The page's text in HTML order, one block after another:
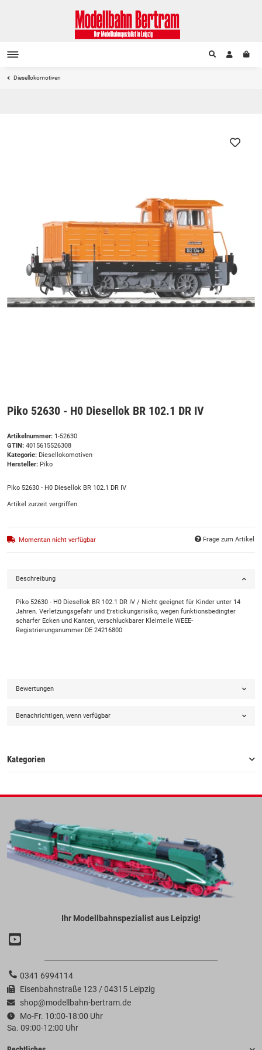
Diesellokomotiven
Piko 52630 - H0 Diesellok BR 102.1 DR IV
Artikelnummer: 1-52630
GTIN: 4015615526308
Kategorie: Diesellokomotiven
Hersteller: Piko
Piko 52630 - H0 Diesellok BR 102.1 DR IV
Artikel zurzeit vergriffen
Momentan nicht verfügbar Frage zum Artikel
Beschreibung
Piko 52630 - H0 Diesellok BR 102.1 DR IV / Nicht geeignet für Kinder unter 14
Jahren. Verletzungsgefahr und Erstickungsrisiko, wegen funktionsbedingter
scharfer Ecken und Kanten, verschluckbarer Kleinteile WEEE-
Registrierungsnummer:DE 24216800
Bewertungen
Benachrichtigen, wenn verfügbar
Kategorien
Ihr Modellbahnspezialist aus Leipzig!
0341 6994114
Eisenbahnstraße 123 / 04315 Leipzig
shop@modellbahn-bertram.de
Mo-Fr. 10:00-18:00 Uhr
Sa. 09:00-12:00 Uhr